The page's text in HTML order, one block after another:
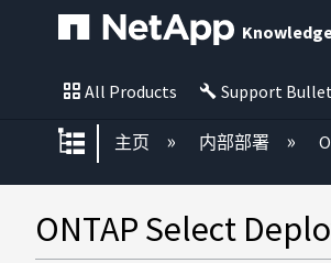
All Products Support
扩展/隐缩全局层次
主页 内部部署
ONTAP Select